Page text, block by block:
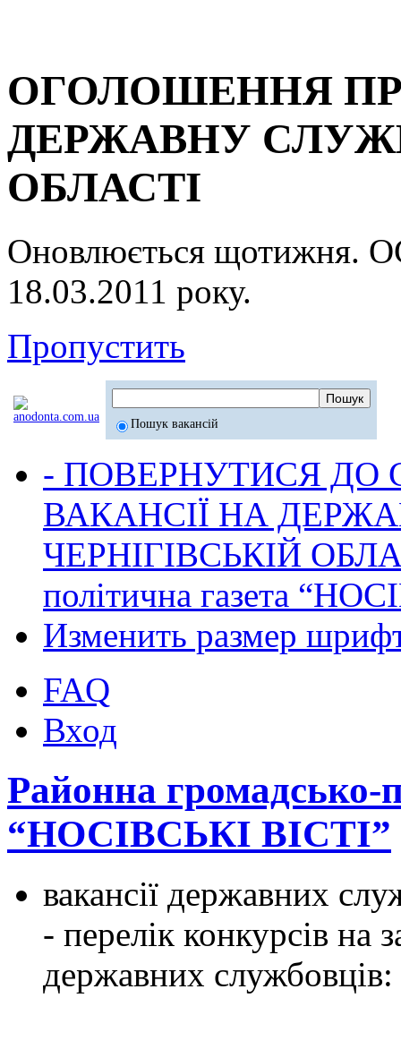
ОГОЛОШЕННЯ
ДЕРЖАВНУ
ОБЛАСТІ
Оновлюється
18.03.2011 року.
Пропустить
Пошук вакансій
- ПОВЕРНУТИСЯ ДО
ВАКАНСІЇ НА
ЧЕРНІГІВСЬКІЙ
політична газета
Изменить размер
FAQ
Вход
Районна громадсько-
“НОСІВСЬКІ ВІСТІ”
вакансії державних
- перелік конкурсів на
державних службовців: